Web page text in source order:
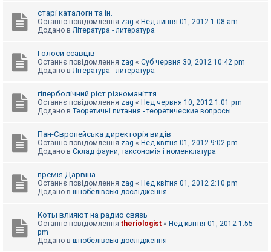
старі каталоги та ін.
Останнє повідомлення zag « Нед липня 01, 2012 1:08 am
Додано в Література - литература
Голоси ссавців
Останнє повідомлення zag « Суб червня 30, 2012 10:42 pm
Додано в Література - литература
гіперболічний ріст різноманіття
Останнє повідомлення zag « Нед червня 10, 2012 1:01 pm
Додано в Теоретичні питання - теоретические вопросы
Пан-Європейська директорія видів
Останнє повідомлення zag « Нед квітня 01, 2012 9:02 pm
Додано в Склад фауни, таксономія і номенклатура
премія Дарвіна
Останнє повідомлення zag « Нед квітня 01, 2012 2:10 pm
Додано в шнобелівські дослідження
Коты влияют на радио связь
Останнє повідомлення theriologist « Нед квітня 01, 2012 1:55
pm
Додано в шнобелівські дослідження